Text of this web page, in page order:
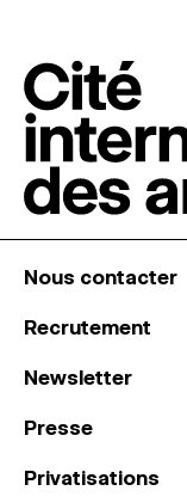
Nous contacter
Recrutement
Newsletter
Presse
Privatisations